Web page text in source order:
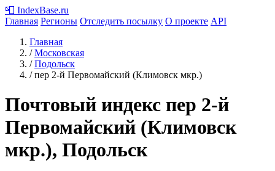
📮 IndexBase.ru
Главная Регионы Отследить посылку О проекте API
Главная
/ Московская
/ Подольск
/ пер 2-й Первомайский (Климовск мкр.)
Почтовый индекс пер 2-й
Первомайский (Климовск
мкр.), Подольск